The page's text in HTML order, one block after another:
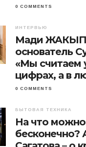
0 COMMENTS
ИНТЕРВЬЮ
Мади
основатель
«Мы считаем
цифрах, а в
0 COMMENTS
БЫТОВАЯ ТЕХНИКА
На что
бесконечно?